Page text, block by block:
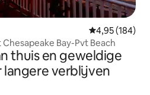
Gemiddelde
4,95 (184)
Bay-Pvt Beach
thuis en geweldige
langere verblijven